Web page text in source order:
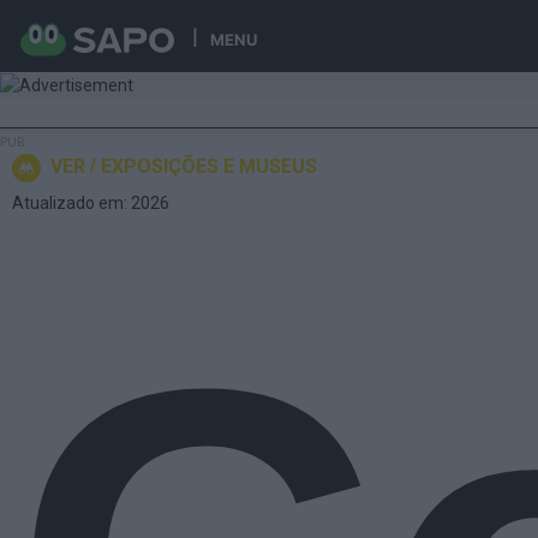
MENU
VER EXPOSIÇÕES E MUSEUS
Atualizado em: 2026